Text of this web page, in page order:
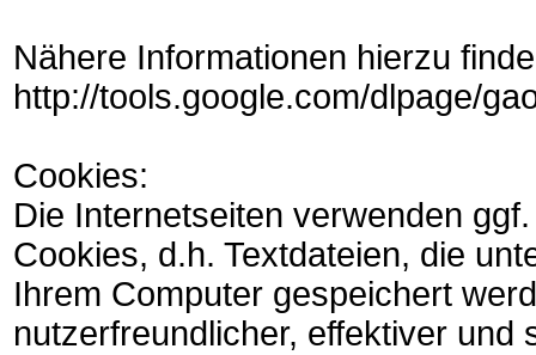
Nähere Informationen hierzu
http://tools.google.com/dlpage/
Cookies:
Die Internetseiten verwenden
Cookies, d.h. Textdateien, die
Ihrem Computer gespeichert
nutzerfreundlicher, effektiver und